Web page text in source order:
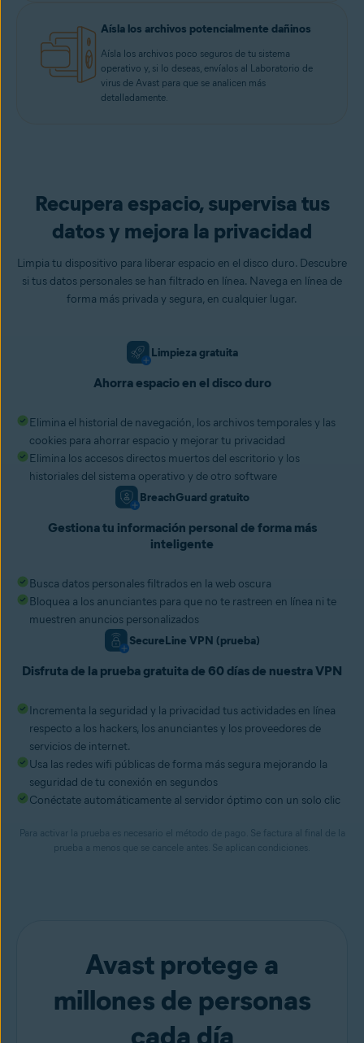
Aísla los archivos potencialmente dañinos
Aísla los archivos poco seguros de tu sistema
operativo y, si lo deseas, envíalos al Laboratorio de
virus de Avast para que se analicen más
detalladamente.
Recupera espacio, supervisa tus
datos y mejora la privacidad
Limpia tu dispositivo para liberar espacio en el disco duro. Descubre
si tus datos personales se han filtrado en línea. Navega en línea de
forma más privada y segura, en cualquier lugar.
Limpieza gratuita
Ahorra espacio en el disco duro
Elimina el historial de navegación, los archivos temporales y las
cookies para ahorrar espacio y mejorar tu privacidad
Elimina los accesos directos muertos del escritorio y los
historiales del sistema operativo y de otro software
BreachGuard gratuito
Gestiona tu información personal de forma más
inteligente
Busca datos personales filtrados en la web oscura
Bloquea a los anunciantes para que no te rastreen en línea ni te
muestren anuncios personalizados
SecureLine VPN (prueba)
Disfruta de la prueba gratuita de 60 días de nuestra VPN
Incrementa la seguridad y la privacidad tus actividades en línea
respecto a los hackers, los anunciantes y los proveedores de
servicios de internet.
Usa las redes wifi públicas de forma más segura mejorando la
seguridad de tu conexión en segundos
Conéctate automáticamente al servidor óptimo con un solo clic
Para activar la prueba es necesario el método de pago. Se factura al final de la
prueba a menos que se cancele antes. Se aplican condiciones.
Avast protege a
millones de personas
cada día